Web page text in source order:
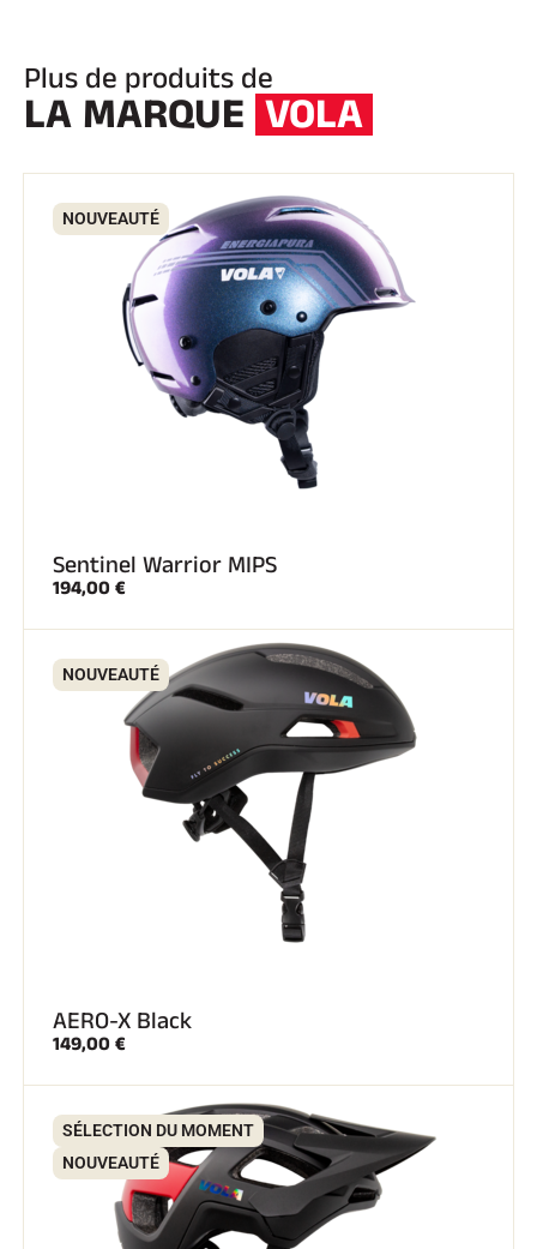
Plus de produits de
LA MARQUE VOLA
NOUVEAUTÉ
Sentinel Warrior MIPS
194,00 €
NOUVEAUTÉ
AERO-X Black
149,00 €
SÉLECTION DU MOMENT
NOUVEAUTÉ